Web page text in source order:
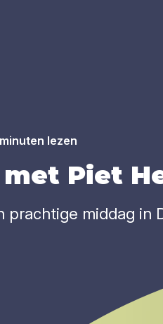
lezen
Piet
prachtige middag in